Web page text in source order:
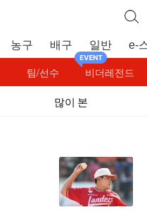
농구 배구 일반 e-
팀/선수 비더레전드
많이 본